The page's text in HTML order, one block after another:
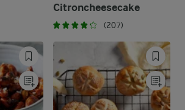
Citroncheesecake
(207)